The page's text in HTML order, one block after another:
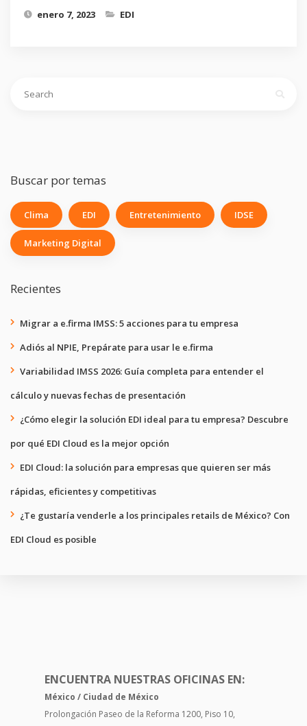
enero 7, 2023 EDI
Buscar por temas
Clima EDI Entretenimiento IDSE
Marketing Digital
Recientes
Migrar a e.firma IMSS: 5 acciones para tu empresa
Adiós al NPIE, Prepárate para usar le e.firma
Variabilidad IMSS 2026: Guía completa para entender el
cálculo y nuevas fechas de presentación
¿Cómo elegir la solución EDI ideal para tu empresa? Descubre
por qué EDI Cloud es la mejor opción
EDI Cloud: la solución para empresas que quieren ser más
rápidas, eficientes y competitivas
¿Te gustaría venderle a los principales retails de México? Con
EDI Cloud es posible
ENCUENTRA NUESTRAS OFICINAS EN:
México / Ciudad de México
Prolongación Paseo de la Reforma 1200, Piso 10,